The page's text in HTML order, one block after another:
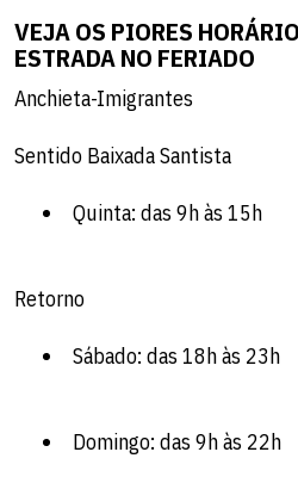
VEJA OS PIORES
ESTRADA NO FERIADO
Anchieta-Imigrantes
Sentido Baixada Santista
Quinta: das 9h às 15h
Retorno
Sábado: das 18h às 23h
Domingo: das 9h às 22h